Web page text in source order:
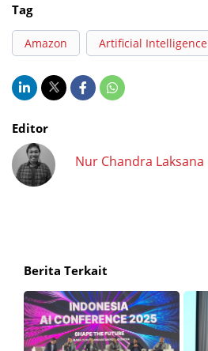
Tag
Amazon Artificial Intelligence
Editor
Nur Chandra Laksana
Berita Terkait